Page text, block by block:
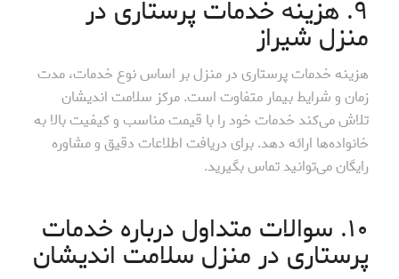
۹. هزینه خدمات پرستاری در
منزل شیراز
هزینه خدمات پرستاری در منزل بر اساس نوع خدمات، مدت
زمان و شرایط بیمار متفاوت است. مرکز سلامت اندیشان
تلاش می‌کند خدمات خود را با قیمت مناسب و کیفیت بالا به
خانواده‌ها ارائه دهد. برای دریافت اطلاعات دقیق و مشاوره
رایگان می‌توانید تماس بگیرید.
۱۰. سوالات متداول درباره خدمات
پرستاری در منزل سلامت اندیشان